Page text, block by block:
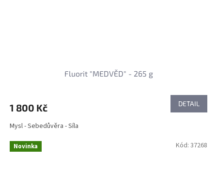
Fluorit "MEDVĚD" - 265 g
1 800 Kč DETAIL
Mysl - Sebedůvěra - Síla
Novinka Kód: 37268